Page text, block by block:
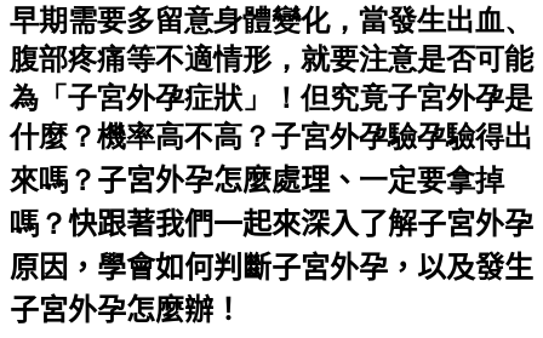
早期需要多留意身體變化，當發生出血、
腹部疼痛等不適情形，就要注意是否可能
為「子宮外孕症狀」！但究竟子宮外孕是
什麼？機率高不高？子宮外孕驗孕驗得出
來嗎？ 子宮外孕怎麼處理、 一定要拿掉
嗎？快跟著我們一起來深入了解子宮外孕
原因，學會如何判斷子宮外孕，以及發生
子宮外孕怎麼辦！